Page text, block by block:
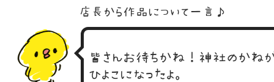
店長から作品に ついて一言♪
皆さんお待ちかね！神社のかね
ひよこになったよ。